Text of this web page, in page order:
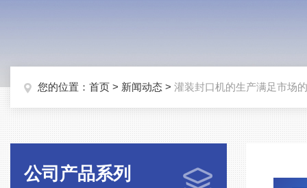
您的位置： 首页 > 新闻动态 > 灌装封口机的生产满足市场
公司产品系列